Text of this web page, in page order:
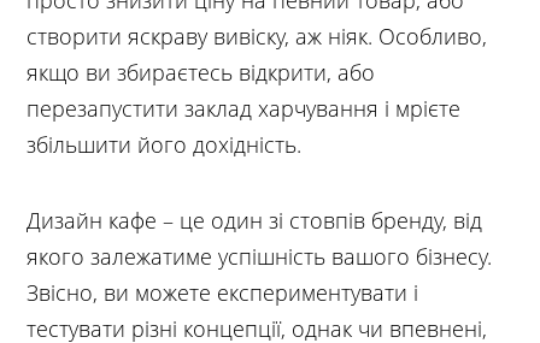
створити яскраву вивіску, аж ніяк. Особливо,
якщо ви збираєтесь відкрити, або
перезапустити заклад харчування і мрієте
збільшити його дохідність.
Дизайн кафе – це один зі стовпів бренду, від
якого залежатиме успішність вашого бізнесу.
Звісно, ви можете експериментувати і
тестувати різні концепції, однак чи впевнені,